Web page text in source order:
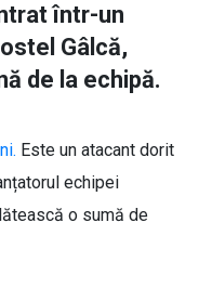
într-un
Gâlcă,
de la echipă.
Este un atacant dorit
echipei
o sumă de